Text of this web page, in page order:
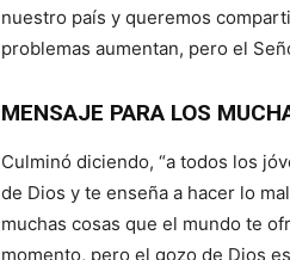
nuestro país y queremos
problemas aumentan, pero el
MENSAJE PARA LOS
Culminó diciendo, “a todos los
de Dios y te enseña a hacer lo
muchas cosas que el mundo te
momento, pero el gozo de Dios